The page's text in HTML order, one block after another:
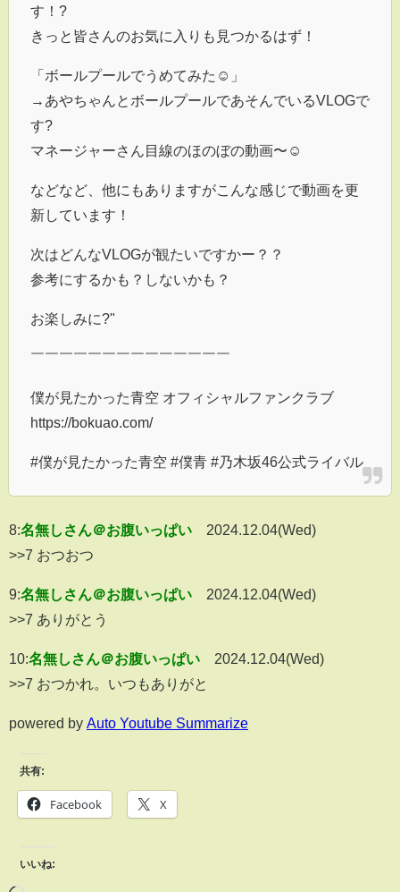
す！?
きっと皆さんのお気に入りも見つかるはず！
「ボールプールでうめてみた☺」
→あやちゃんとボールプールであそんでいるVLOGで
す?
マネージャーさん目線のほのぼの動画〜☺
などなど、他にもありますがこんな感じで動画を更
新しています！
次はどんなVLOGが観たいですかー？？
参考にするかも？しないかも？
お楽しみに?"
￣￣￣￣￣￣￣￣￣￣￣￣￣￣
僕が見たかった青空 オフィシャルファンクラブ
https://bokuao.com/
#僕が見たかった青空 #僕青 #乃木坂46公式ライバル
8:名無しさん＠お腹いっぱい
2024.12.04(Wed)
>>7 おつおつ
9:名無しさん＠お腹いっぱい
2024.12.04(Wed)
>>7 ありがとう
10:名無しさん＠お腹いっぱい
2024.12.04(Wed)
>>7 おつかれ。いつもありがと
powered by Auto Youtube Summarize
共有:
Facebook X
いいね: